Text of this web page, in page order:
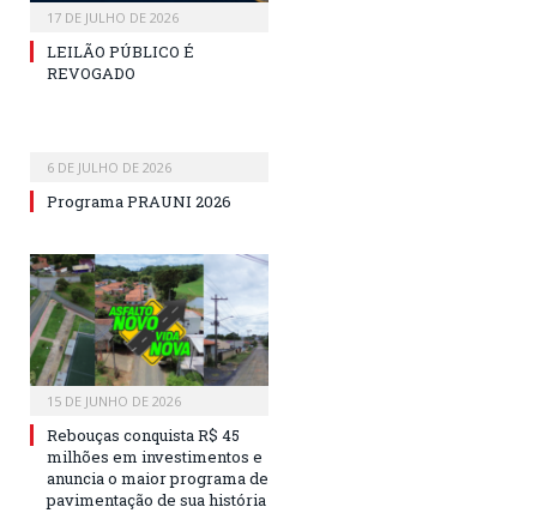
17 DE JULHO DE 2026
LEILÃO PÚBLICO É
REVOGADO
6 DE JULHO DE 2026
Programa PRAUNI 2026
15 DE JUNHO DE 2026
Rebouças conquista R$ 45
milhões em investimentos e
anuncia o maior programa de
pavimentação de sua história